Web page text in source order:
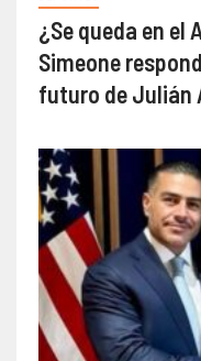
¿Se queda en el
Simeone
futuro de Julián